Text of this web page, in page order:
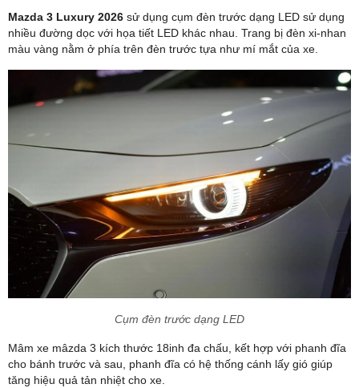
Mazda 3 Luxury 2026 sử dụng cụm đèn trước dạng LED sử dụng
nhiều đường dọc với họa tiết LED khác nhau. Trang bị đèn xi-nhan
màu vàng nằm ở phía trên đèn trước tựa như mí mắt của xe.
Cụm đèn trước dạng LED
Mâm xe mâzda 3 kích thước 18inh đa chấu, kết hợp với phanh đĩa
cho bánh trước và sau, phanh đĩa có hệ thống cánh lấy gió giúp
tăng hiệu quả tản nhiệt cho xe.